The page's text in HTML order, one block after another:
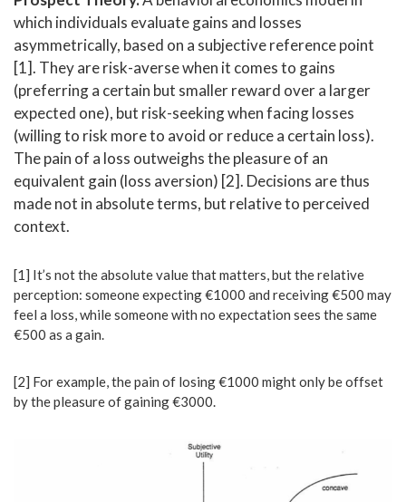
which individuals evaluate gains and losses
asymmetrically, based on a subjective reference point
[1]. They are risk-averse when it comes to gains
(preferring a certain but smaller reward over a larger
expected one), but risk-seeking when facing losses
(willing to risk more to avoid or reduce a certain loss).
The pain of a loss outweighs the pleasure of an
equivalent gain (loss aversion) [2]. Decisions are thus
made not in absolute terms, but relative to perceived
context.
[1] It’s not the absolute value that matters, but the relative
perception: someone expecting €1000 and receiving €500 may
feel a loss, while someone with no expectation sees the same
€500 as a gain.
[2] For example, the pain of losing €1000 might only be offset
by the pleasure of gaining €3000.